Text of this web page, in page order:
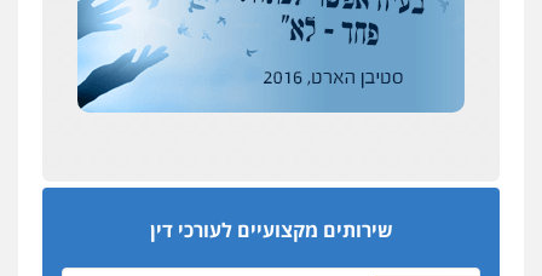
שירותים מקצועיים לעורכי דין
רונן הלל – מוניטין
מחיקת כתבות מגוגל ודחיקת אזכורים
שירותים מקצועיים לעורכי דין
0522508109
מקצועיים לעורכי דין
194 עורכי הדין החדשים
אחרי המלחמה: הוסמכו בירושלים עורכות ועורכי
הדין החדשים
עסקה חמה
כתב האישום נגד עו"ד עידן דביר: האונס והמחירון
לאקטים מיניים